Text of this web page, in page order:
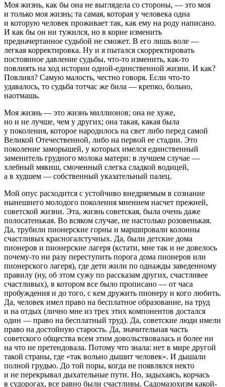
Моя жизнь, как бы она не выглядела со стороны, — это моя
и только моя жизнь; та самая, которая у человека одна
и которую человек проживает так, как ему на роду написано.
И как бы он ни тужился, но в корне изменить
предначертанное судьбой не сможет. В его лишь воле —
легкая корректировка. Ну и я пытался скорректировать
постоянное давление судьбы, что-то изменить, как-то
повлиять на ход истории одной-единственной жизни. И как?
Повлиял? Самую малость, честно говоря. Если что-то
удавалось, то судьба тотчас же била — крепко, больно,
наотмашь.
Моя жизнь — это жизнь миллионов; она не хуже,
но и не лучше, чем у других; она такая, какая была
у поколения, которое народилось на свет либо перед самой
Великой Отечественной, либо на первой ее стадии. Это
поколение заморышей, у которых имелся единственный
заменитель грудного молока матери: в лучшем случае —
хлебный мякиш, смоченный слегка сладкой водицей,
а в худшем — собственный указательный палец.
Мой опус расходится с устойчиво внедряемым в сознание
нынешнего молодого поколения мнением насчет прежней,
советской жизни. Эта, жизнь советская, была очень даже
полосатенькая. Во всяком случае, не настолько розовенькая.
Да, трубили пионерские горны и маршировали колонны
счастливых красногалстучных. Да, были детские дома
пионеров и пионерские лагеря (кстати, мне так и не довелось
почему-то ни разу переступить порога дома пионеров или
пионерского лагеря), где дети жили по однажды заведенному
правилу (ну, об этом сужу по рассказам других, счастливее
счастливых), в котором все было прописано — от часа
пробуждения и до того, с кем дружить пионеру и кого любить.
Да, человек имел право на бесплатное образование, на труд
и на отдых (лично мне из трех этих компонентов достался
один — право на бесплатный труд). Да, советские люди имели
право на достойную старость. Да, значительная часть
советского общества всем этим довольствовалась и более ни
на что не претендовала. Потому что знала: нет в мире другой
такой страны, где «так вольно дышит человек». И дышали
полной грудью. До той поры, когда не появлялся некто
и не перекрывал дыхательные пути. Но, задыхаясь, корчась
в судорогах, все равно были счастливы. Садомазохизм какой-